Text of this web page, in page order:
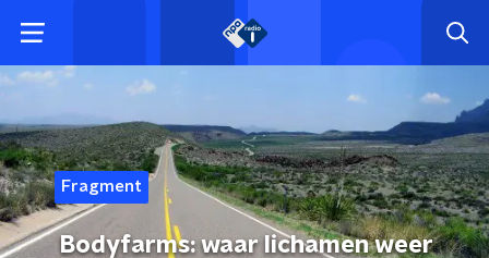
Fragment
Bodyfarms: waar lichamen weer